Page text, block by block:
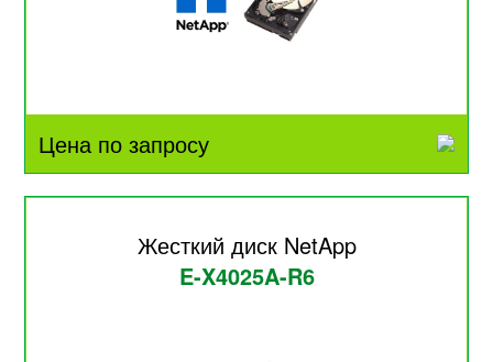
Цена по запросу
Жесткий диск NetApp
E-X4025A-R6